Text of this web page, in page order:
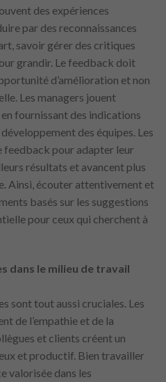
des expériences
par des reconnaissances
savoir gérer des critiques
grandir. Le feedback doit
d’amélioration et non
Les managers jouent
fournissant des indications
des équipes. Les
feedback pour adapter leur
résultats et avancent plus
Ainsi, écouter attentivement et
basés sur les suggestions
pour ceux qui cherchent à
dans le milieu de travail
sont tout aussi cruciales. Les
de l’empathie et de la
et clients créent un
et productif. Bien travailler
valorisée dans les